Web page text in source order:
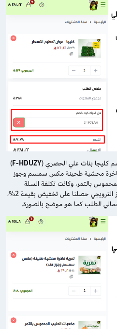
كليجا بنات علي الحصري (F-HDUZY
)
محشية طحينة مكس سمسم وجوز
بالتمر، وكانت تكلفة السلة
الإجمالية 260 ريالا، وفور تفعيل الرمز الترويجي حصلنا على تخفيض بقيمة 2%،